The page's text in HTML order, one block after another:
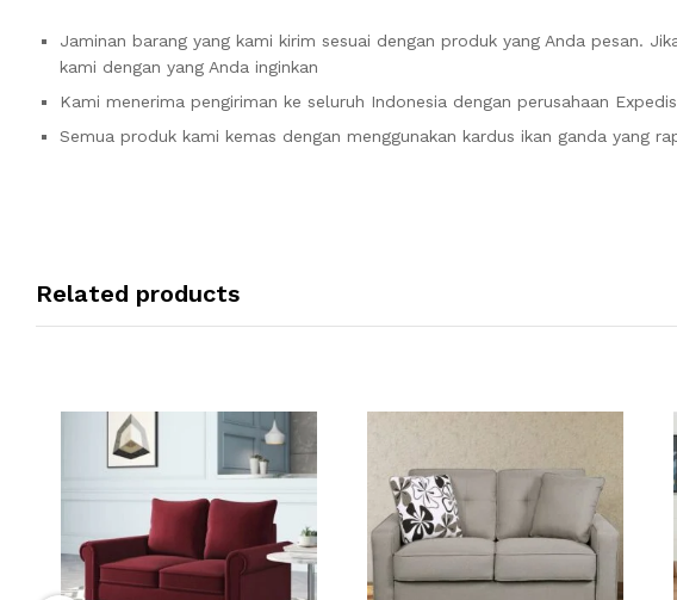
Jaminan barang yang kami kirim sesuai dengan produk yang Anda pesan.
kami dengan yang Anda inginkan
Kami menerima pengiriman ke seluruh Indonesia dengan perusahaan
Semua produk kami kemas dengan menggunakan kardus ikan ganda yang
Related products